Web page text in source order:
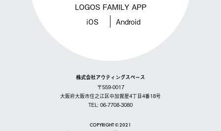
LOGOS FAMILY APP
iOS Android
株式会社アウティングスペース
〒559-0017
大阪府大阪市住之江区中加賀屋4丁目4番18号
TEL: 06-7708-3080
COPYRIGHT © 2021